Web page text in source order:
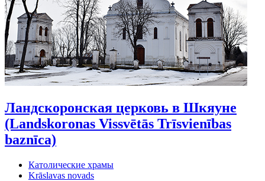
Ландскоронская церковь в Шкяуне
(Landskoronas Vissvētās Trīsvienības
baznīca)
Католические храмы
Krāslavas novads